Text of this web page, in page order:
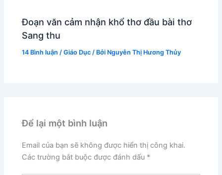
Đoạn văn cảm nhận khổ thơ đầu bài thơ
Sang thu
14 Bình luận /Giáo Dục / Bởi Nguyễn Thị Hương Thủy
Để lại một bình luận
Email của bạn sẽ không được hiển thị công khai.
Các trường bắt buộc được đánh dấu *